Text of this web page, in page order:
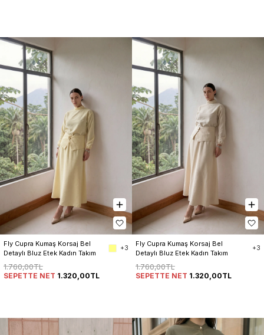
Fly Cupra Kumaş Korsaj Bel
Detaylı Bluz Etek Kadın Takım
+3
1.760,00TL
SEPETTE NET 1.320,00TL
Fly Cupra Kumaş Korsaj Bel
Detaylı Bluz Etek Kadın Takım
+3
1.760,00TL
SEPETTE NET 1.320,00TL